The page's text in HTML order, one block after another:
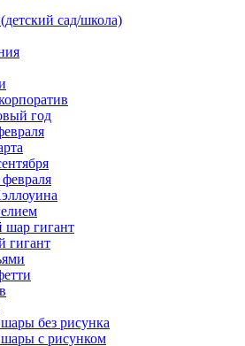
сад/школа)
год
шар гигант
гигант
без рисунка
с рисунком